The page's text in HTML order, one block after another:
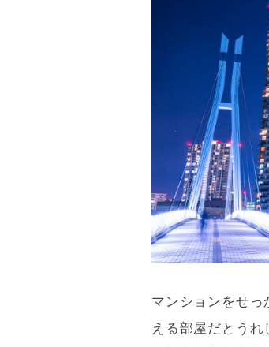
マンションをせ
える部屋だとう